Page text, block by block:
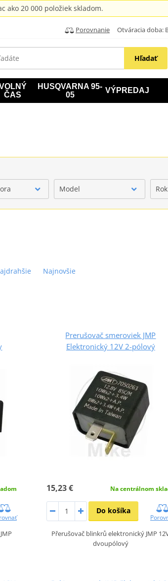
ako 20 000 položiek skladom.
Porovnanie Otváracia doba:
Hľadať
ČAS
HUSQVARNA 95-
05
VÝPREDAJ
Model
Najnovšie
Prerušovač smeroviek JMP
Elektronický 12V 2-pólový
15,23 € Na centrálnom
Do košíka
Přerušovač blinkrů elektronický JMP
dvoupólový